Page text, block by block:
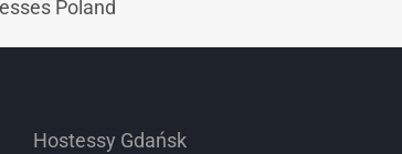
Poland
Hostessy Gdańsk